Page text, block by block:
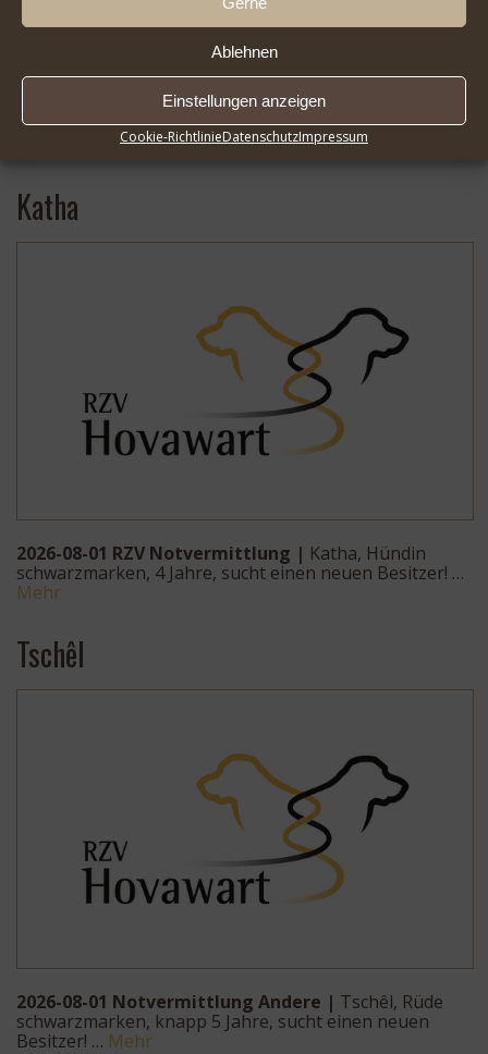
Ablehnen
Einstellungen anzeigen
Cookie-RichtlinieDatenschutzImpressum
2026-08-01 Infoseite DER HOVAWART FlipBook |* …
Katha
2026-08-01 RZV Notvermittlung | Katha, Hündin
schwarzmarken, 4 Jahre, sucht einen neuen Besitzer! …
Mehr
Tschêl
2026-08-01 Notvermittlung Andere | Tschêl, Rüde
schwarzmarken, knapp 5 Jahre, sucht einen neuen
Besitzer! … Mehr